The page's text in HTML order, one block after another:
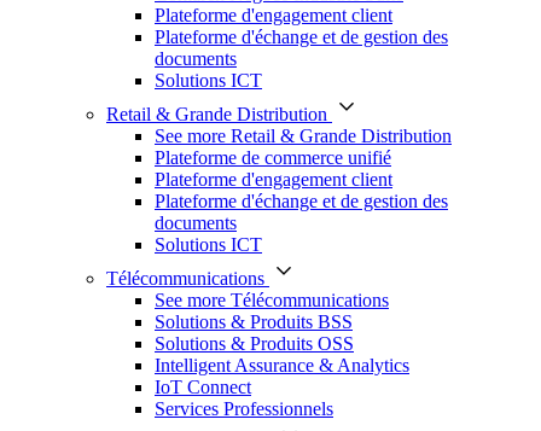
Plateforme d'engagement client
Plateforme d'échange et de gestion des
documents
Solutions ICT
Retail & Grande Distribution
See more Retail & Grande Distribution
Plateforme de commerce unifié
Plateforme d'engagement client
Plateforme d'échange et de gestion des
documents
Solutions ICT
Télécommunications
See more Télécommunications
Solutions & Produits BSS
Solutions & Produits OSS
Intelligent Assurance & Analytics
IoT Connect
Services Professionnels